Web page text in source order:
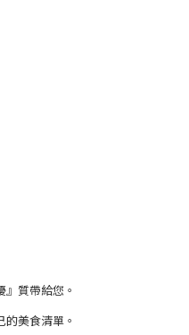
質帶給您。
美食清單。